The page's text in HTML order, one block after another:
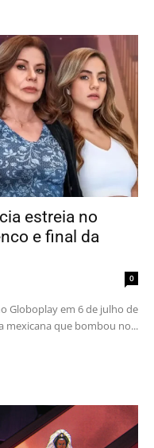
estreia no
e final da
0
Globoplay em 6 de julho de
mexicana que bombou no...